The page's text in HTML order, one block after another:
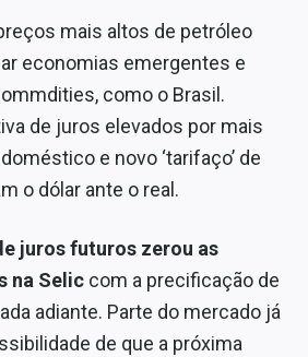
mais altos de petróleo
economias emergentes e
como o Brasil.
de juros elevados por mais
e novo ‘tarifaço’ de
o dólar ante o real.
juros futuros zerou as
na Selic com a precificação de
adiante. Parte do mercado já
de que a próxima